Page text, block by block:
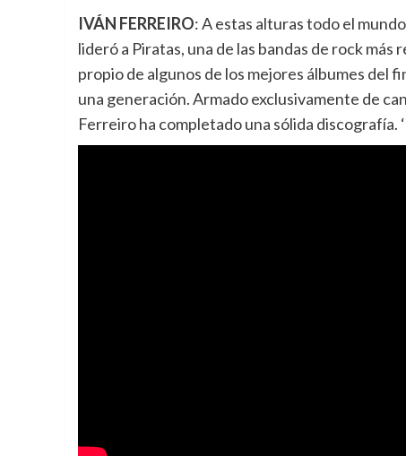
IVÁN FERREIRO: A estas alturas todo el
lideró a Piratas, una de las bandas de rock
propio de algunos de los mejores álbumes del
una generación. Armado exclusivamente de
Ferreiro ha completado una sólida discografía. ‘